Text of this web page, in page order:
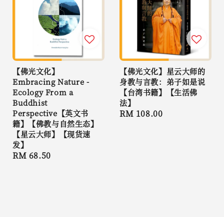
【佛光文化】
Embracing Nature -
Ecology From a
Buddhist
Perspective【英文书
籍】【佛教与自然生态】
【星云大师】【现货速
发】
Regular
RM 68.50
【佛光文化】星云大师的
身教与言教：弟子如是说
【台湾书籍】【生活佛
法】
Regular
RM 108.00